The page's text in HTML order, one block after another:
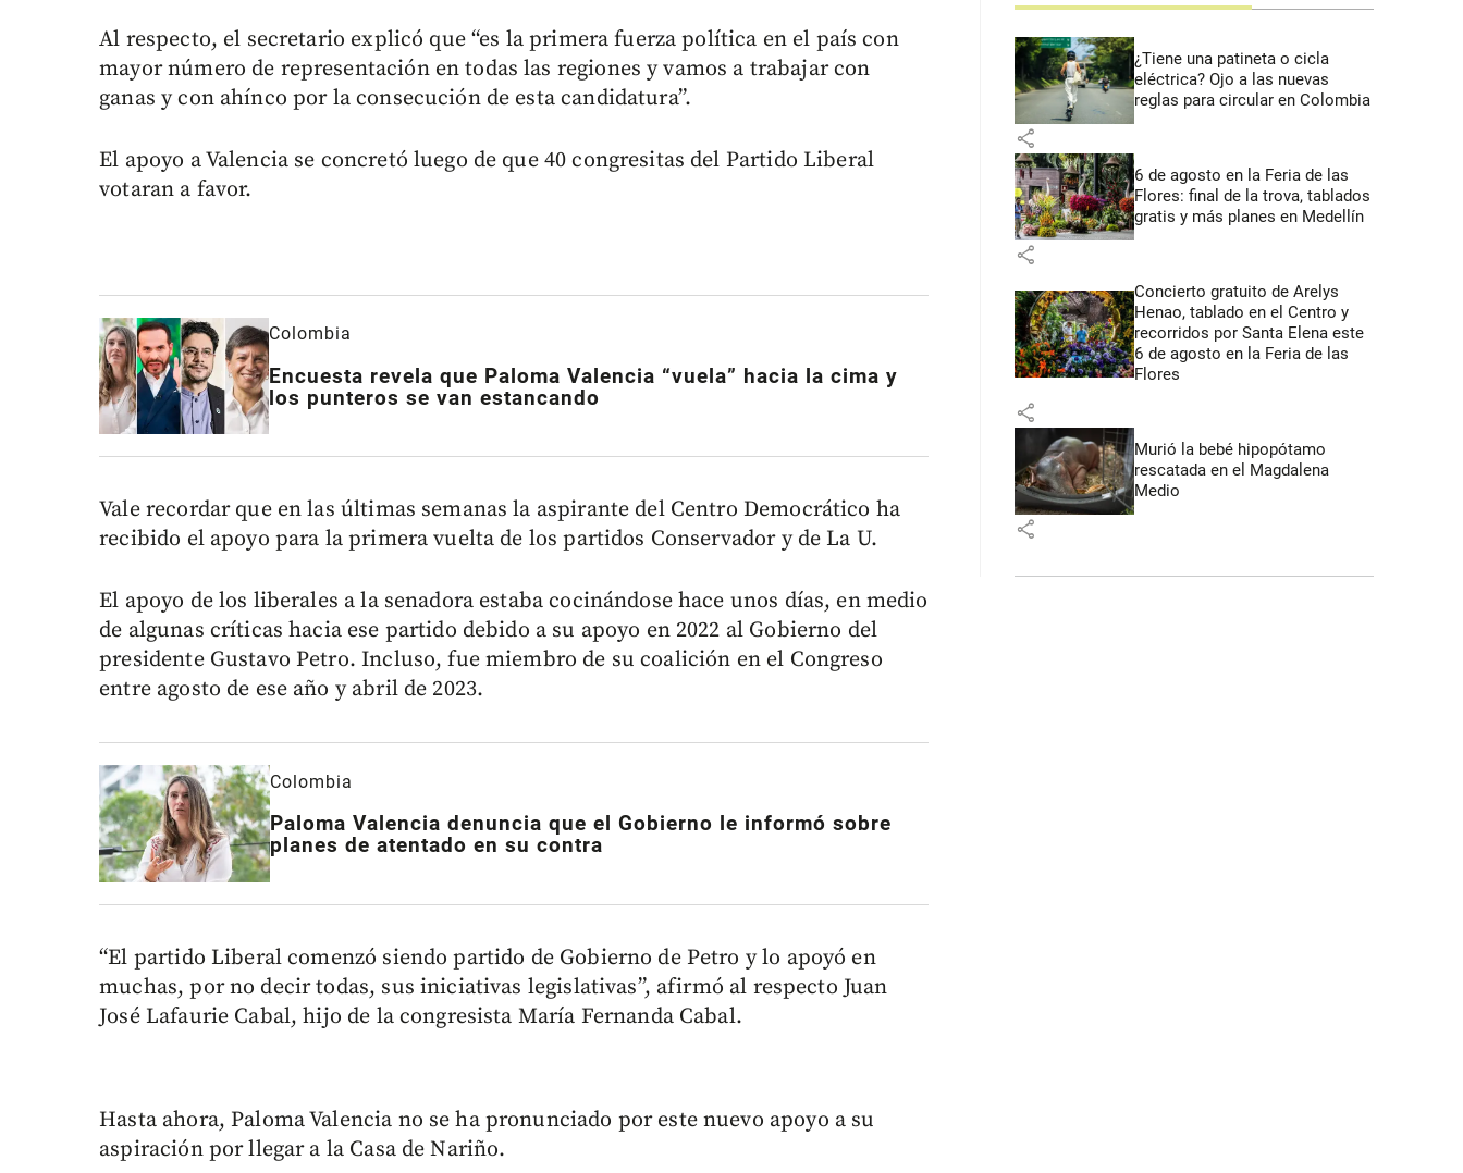
Al respecto, el secretario explicó que “es la primera fuerza política en el país con
mayor número de representación en todas las regiones y vamos a trabajar con
ganas y con ahínco por la consecución de esta candidatura”.
El apoyo a Valencia se concretó luego de que 40 congresitas del Partido Liberal
votaran a favor.
Colombia
Encuesta revela que Paloma Valencia “vuela” hacia la cima y
los punteros se van estancando
Vale recordar que en las últimas semanas la aspirante del Centro Democrático ha
recibido el apoyo para la primera vuelta de los partidos Conservador y de La U.
El apoyo de los liberales a la senadora estaba cocinándose hace unos días, en medio
de algunas críticas hacia ese partido debido a su apoyo en 2022 al Gobierno del
presidente Gustavo Petro. Incluso, fue miembro de su coalición en el Congreso
entre agosto de ese año y abril de 2023.
Colombia
Paloma Valencia denuncia que el Gobierno le informó sobre
planes de atentado en su contra
“El partido Liberal comenzó siendo partido de Gobierno de Petro y lo apoyó en
muchas, por no decir todas, sus iniciativas legislativas”, afirmó al respecto Juan
José Lafaurie Cabal, hijo de la congresista María Fernanda Cabal.
Hasta ahora, Paloma Valencia no se ha pronunciado por este nuevo apoyo a su
aspiración por llegar a la Casa de Nariño.
¿Tiene una patineta o cicla
eléctrica? Ojo a las nuevas
reglas para circular en Colombia
share
6 de agosto en la Feria de las
Flores: final de la trova, tablados
gratis y más planes en Medellín
share
Concierto gratuito de Arelys
Henao, tablado en el Centro y
recorridos por Santa Elena este
6 de agosto en la Feria de las
Flores
share
Murió la bebé hipopótamo
rescatada en el Magdalena
Medio
share